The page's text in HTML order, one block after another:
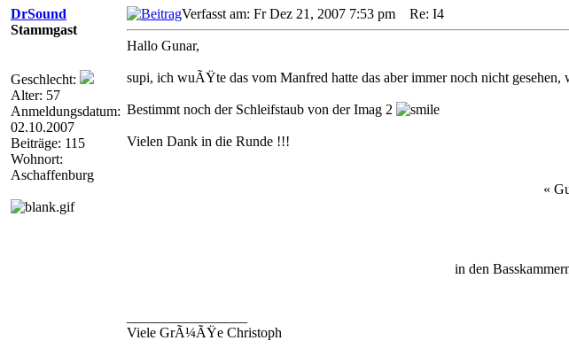
DrSound
Stammgast
Geschlecht:
Alter: 57
Anmeldungsdatum:
02.10.2007
Beiträge: 115
Wohnort:
Aschaffenburg
Verfasst am: Fr Dez 21, 2007 7:53 pm Re: I4
Hallo Gunar,
supi, ich wuÃŸte das vom Manfred hatte das aber immer noch nicht
Bestimmt noch der Schleifstaub von der Imag 2
Vielen Dank in die Runde !!!
«
in den
Viele GrÃ¼ÃŸe Christoph